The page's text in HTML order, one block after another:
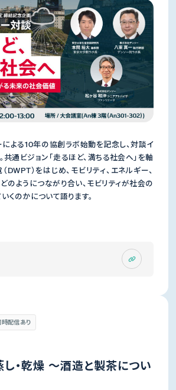
よる10年の協創ラボ始動を記念し、対談イ
共通ビジョン「走るほど、満ちる社会へ」を軸
DWPT）をはじめ、モビリティ、エネルギー、
のようにつながり合い、モビリティが社会の
くのかについて語ります。
時配信あり
・乾燥 ～酒造と製茶につい